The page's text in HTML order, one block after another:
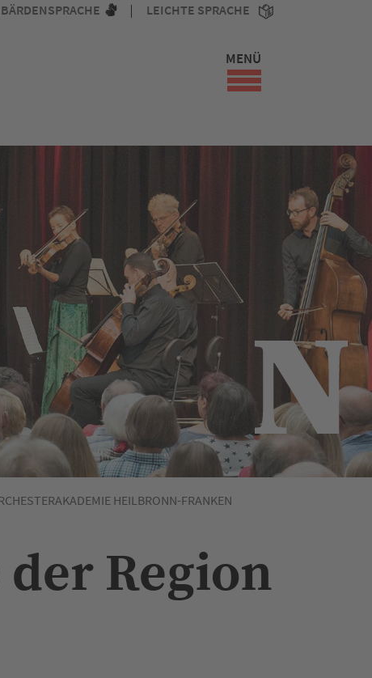
LEICHTE SPRACHE
MENÜ
HEILBRONN-FRANKEN
Region